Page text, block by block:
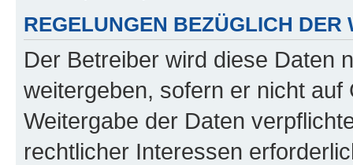
REGELUNGEN BEZÜGLICH DER
Der Betreiber wird diese Daten
weitergeben, sofern er nicht
Weitergabe der Daten
rechtlicher Interessen